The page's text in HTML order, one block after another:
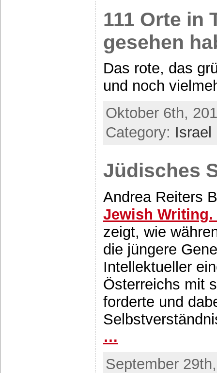
111 Orte in
gesehen
Das rote, das
und noch
Oktober 6th,
Category: Israel
Jüdisches
Andrea Reiters
Jewish
zeigt, wie
die jüngere
Intellektueller
Österreichs mit
forderte und
…
September